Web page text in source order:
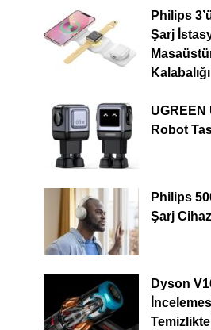
Philips
Şarj
UGREEN
Robot
Philips
Şarj
Dyson